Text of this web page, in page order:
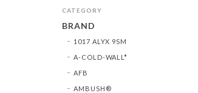
CATEGORY
BRAND
1017 ALYX 9SM
A-COLD-WALL*
AFB
AMBUSH®︎